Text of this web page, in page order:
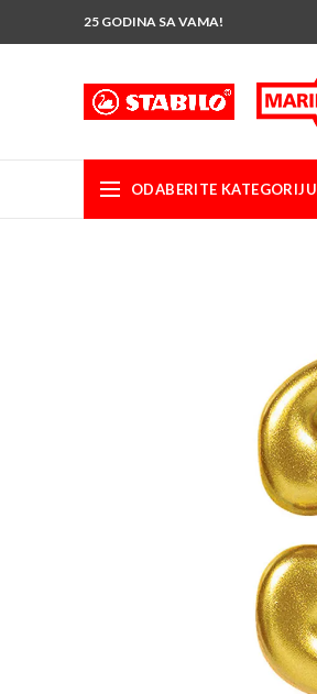
25 GODINA SA VAMA!
ODABERITE KATEGORIJU